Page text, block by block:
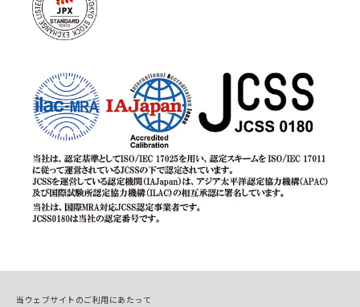
当ウェブサイトのご利用にあたって